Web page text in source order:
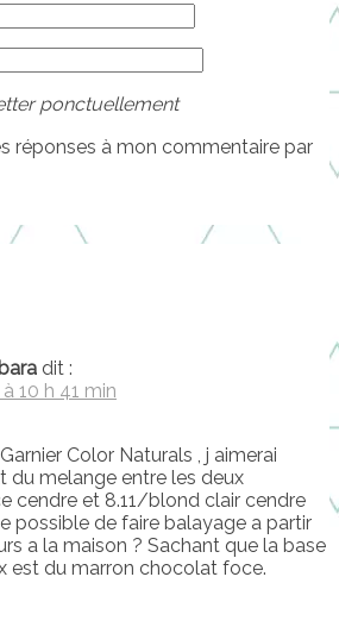
ponctuellement
réponses à mon commentaire par
dit :
10 h 41 min
Color Naturals , j aimerai
du melange entre les deux
cendre et 8.11/blond clair cendre
possible de faire balayage a partir
a la maison ? Sachant que la base
est du marron chocolat foce.